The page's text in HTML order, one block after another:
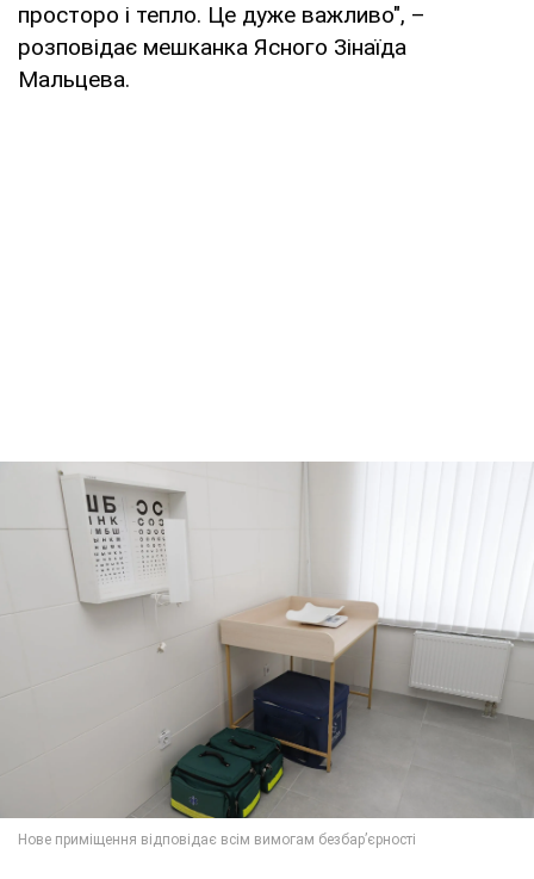
просторо і тепло. Це дуже важливо", –
розповідає мешканка Ясного Зінаїда
Мальцева.